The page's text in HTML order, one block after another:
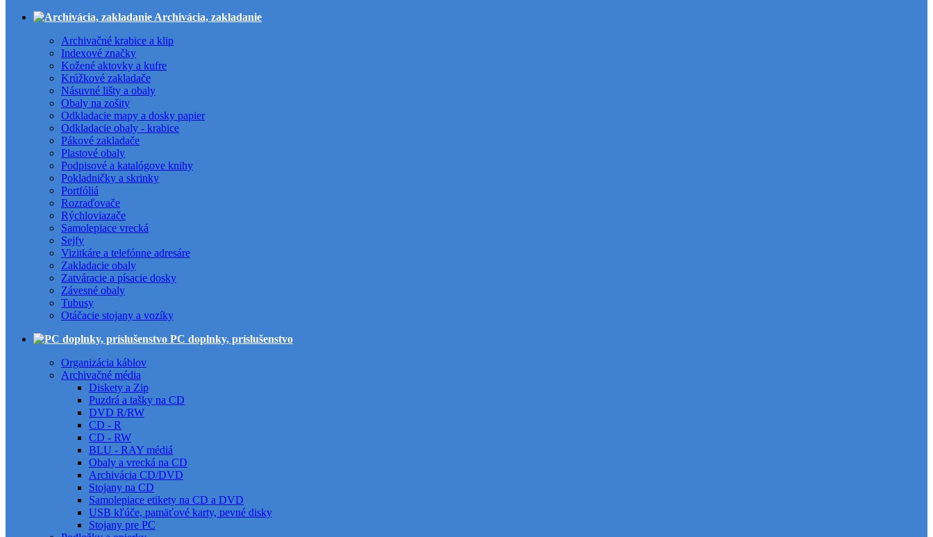
Archivácia, zakladanie
Archivačné krabice a klip
Indexové značky
Kožené aktovky a kufre
Krúžkové zakladače
Násuvné lišty a obaly
Obaly na zošity
Odkladacie mapy a dosky papier
Odkladacie obaly - krabice
Pákové zakladače
Plastové obaly
Podpisové a katalógove knihy
Pokladničky a skrinky
Portfóliá
Rozraďovače
Rýchloviazače
Samolepiace vrecká
Sejfy
Vizitkáre a telefónne adresáre
Zakladacie obaly
Zatváracie a písacie dosky
Závesné obaly
Tubusy
Otáčacie stojany a vozíky
PC doplnky, príslušenstvo
Organizácia káblov
Archivačné média
Diskety a Zip
Puzdrá a tašky na CD
DVD R/RW
CD - R
CD - RW
BLU - RAY médiá
Obaly a vrecká na CD
Archivácia CD/DVD
Stojany na CD
Samolepiace etikety na CD a DVD
USB kľúče, pamäťové karty, pevné disky
Stojany pre PC